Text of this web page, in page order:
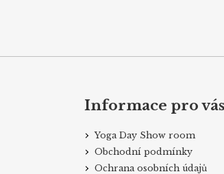
Informace pro
Yoga Day Show room
Obchodní podmínky
Ochrana osobních údajů